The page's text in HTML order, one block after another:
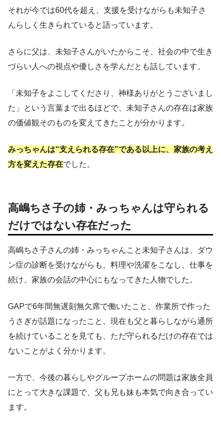
それが今では60代を超え、支援を受けながらも未知子さ
んらしく生きられていると語っています。
さらに父は、未知子さんがいたからこそ、社会の中で生き
づらい人への視点や優しさを学んだとも話しています。
「未知子をよこしてくださり、神様ありがとうございまし
た」という言葉まで出るほどで、未知子さんの存在は家族
の価値観そのものを変えてきたことが分かります。
みっちゃんは“支えられる存在”である以上に、家族の考え
方を変えた存在でした。
高嶋ちさ子の姉・みっちゃんは守られる
だけではない存在だった
高嶋ちさ子さんの姉・みっちゃんこと未知子さんは、ダウ
ン症の診断を受けながらも、料理や洗濯をこなし、仕事を
続け、家族の会話の中心にもなってきた人物でした。
GAPで6年間無遅刻無欠席で働いたこと、作業所で作った
うさぎが話題になったこと、現在も父と暮らしながら通所
を続けていることを見ても、ただ守られるだけの存在では
ないことがよく分かります。
一方で、今後の暮らしやグループホームの問題は家族全員
にとって大きな課題で、父も兄も妹も本気で向き合ってい
ます。